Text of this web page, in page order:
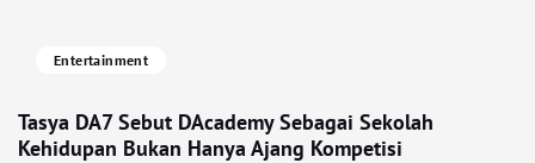
Entertainment
Tasya DA7 Sebut DAcademy Sebagai Sekolah
Kehidupan Bukan Hanya Ajang Kompetisi